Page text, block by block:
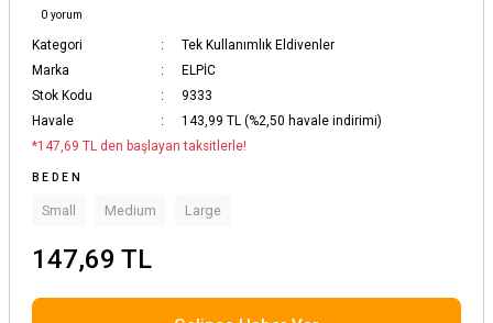
0 yorum
Kategori
Tek Kullanımlık Eldivenler
Marka
ELPİC
Stok Kodu
9333
Havale
143,99 TL (%2,50 havale indirimi)
*147,69 TL den başlayan taksitlerle!
BEDEN
Small Medium Large
147,69 TL